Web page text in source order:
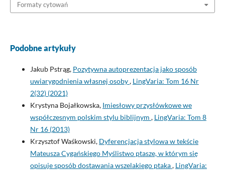
Formaty cytowań
Podobne artykuły
Jakub Pstrąg, Pozytywna autoprezentacja jako sposób
uwiarygodnienia własnej osoby, LingVaria: Tom 16 Nr
2(32) (2021)
Krystyna Bojałkowska, Imiesłowy przysłówkowe we
współczesnym polskim stylu biblijnym , LingVaria: Tom 8
Nr 16 (2013)
Krzysztof Waśkowski, Dyferencjacja stylowa w tekście
Mateusza Cygańskiego Myślistwo ptasze, w którym się
opisuje sposób dostawania wszelakiego ptaka, LingVaria: